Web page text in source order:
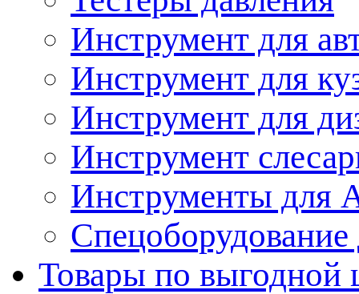
Инструмент для
Инструмент для
Инструмент для
Инструмент
Инструменты
Спецоборудование
Товары по выгодной